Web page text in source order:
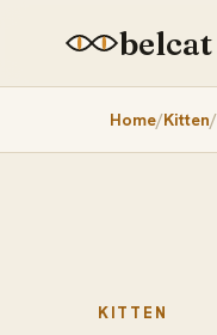
belcat
Home Kitten
KITTEN